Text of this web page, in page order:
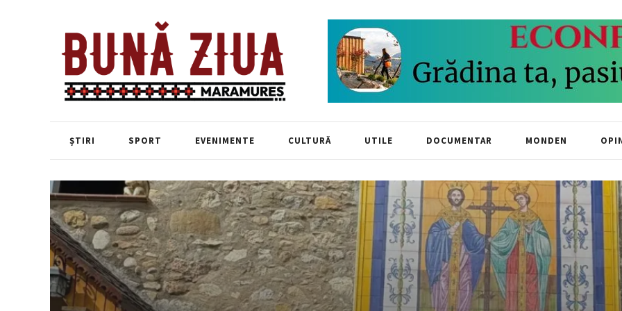
ȘTIRI SPORT EVENIMENTE CULTURĂ UTILE DOCUMENTAR MONDEN